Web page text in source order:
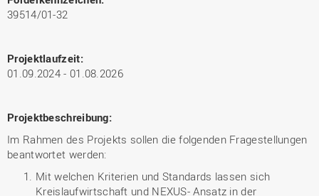
39514/01-32
Projektlaufzeit:
01.09.2024 - 01.08.2026
Projektbeschreibung:
Im Rahmen des Projekts sollen die folgenden Fragestellungen
beantwortet werden:
Mit welchen Kriterien und Standards lassen sich
Kreislaufwirtschaft und NEXUS- Ansatz in der